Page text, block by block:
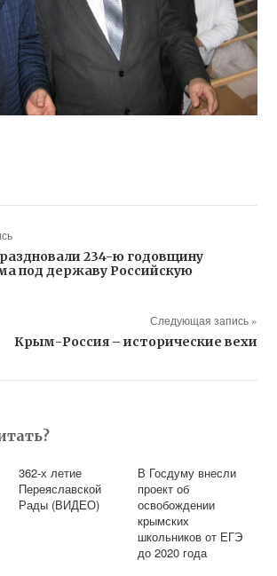
234-ю годовщину
под державу Российскую
Следующая запись »
Крым-Россия – исторические вехи
362-х летие
Переяславской
Рады (ВИДЕО)
В Госдуму внесли
проект об
освобождении
крымских
школьников от ЕГЭ
до 2020 года